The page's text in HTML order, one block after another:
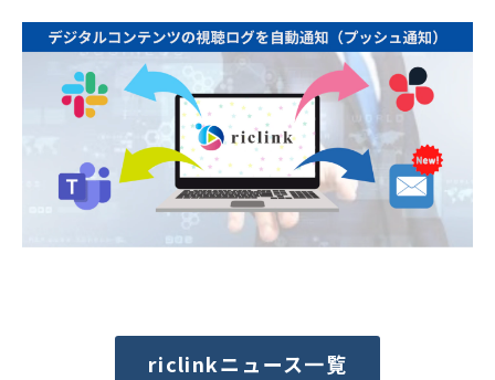
riclinkニュース一覧